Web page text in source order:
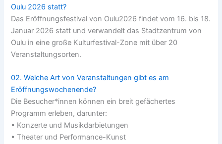
Oulu 2026 statt?
Das Eröffnungsfestival von Oulu2026 findet vom 16. bis 18.
Januar 2026 statt und verwandelt das Stadtzentrum von
Oulu in eine große Kulturfestival-Zone mit über 20
Veranstaltungsorten.
02. Welche Art von Veranstaltungen gibt es am
Eröffnungswochenende?
Die Besucher*innen können ein breit gefächertes
Programm erleben, darunter:
• Konzerte und Musikdarbietungen
• Theater und Performance-Kunst